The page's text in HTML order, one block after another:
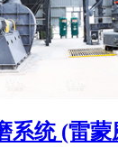
系统 (雷